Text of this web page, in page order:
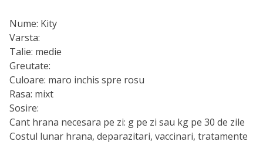
Nume: Kity
Varsta:
Talie: medie
Greutate:
Culoare: maro inchis spre rosu
Rasa: mixt
Sosire:
Cant hrana necesara pe zi: g pe zi sau kg pe 30 de zile
Costul lunar hrana, deparazitari, vaccinari, tratamente